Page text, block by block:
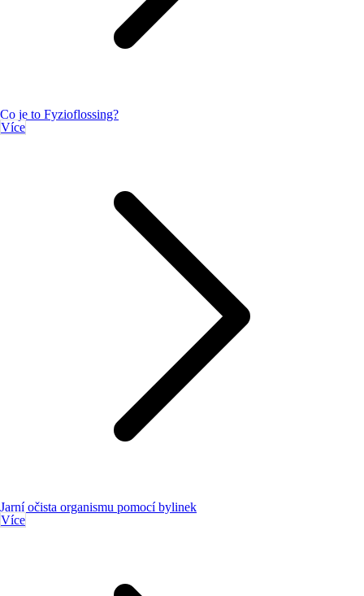
Co je to Fyzioflossing?
Více
Jarní očista organismu pomocí bylinek
Více